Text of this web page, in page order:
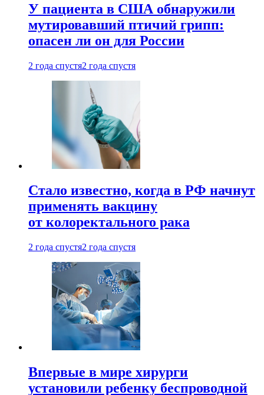
У пациента в США обнаружили
мутировавший птичий грипп:
опасен ли он для России
2 года спустя2 года спустя
Стало известно, когда в РФ начнут
применять вакцину
от колоректального рака
2 года спустя2 года спустя
Впервые в мире хирурги
установили ребенку беспроводной